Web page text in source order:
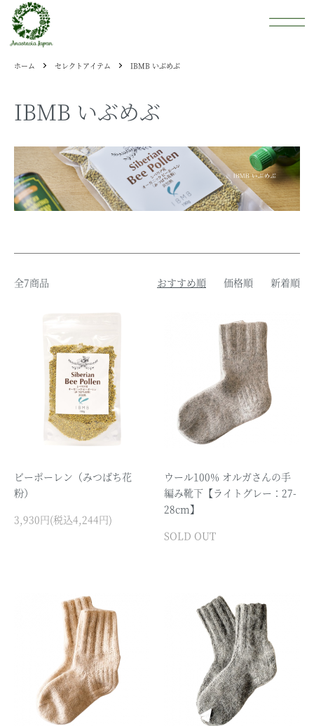
ホーム セレクトアイテム IBMB いぶめぶ
IBMB いぶめぶ
全7商品 おすすめ順 価格順 新着順
ビーポーレン（みつばち花
粉）
3,930円(税込4,244円)
ウール100% オルガさんの手
編み靴下【ライトグレー：27-
28cm】
SOLD OUT